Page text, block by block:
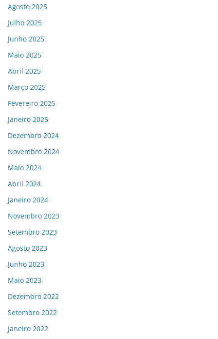
Agosto 2025
Julho 2025
Junho 2025
Maio 2025
Abril 2025
Março 2025
Fevereiro 2025
Janeiro 2025
Dezembro 2024
Novembro 2024
Maio 2024
Abril 2024
Janeiro 2024
Novembro 2023
Setembro 2023
Agosto 2023
Junho 2023
Maio 2023
Dezembro 2022
Setembro 2022
Janeiro 2022